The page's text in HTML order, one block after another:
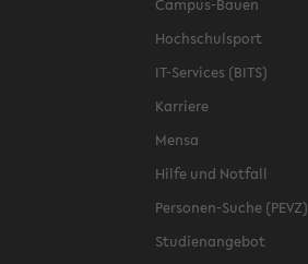
Campus-Bauen
Hochschulsport
IT-Services (BITS)
Karriere
Mensa
Hilfe und Notfall
Personen-Suche (PEVZ)
Studienangebot